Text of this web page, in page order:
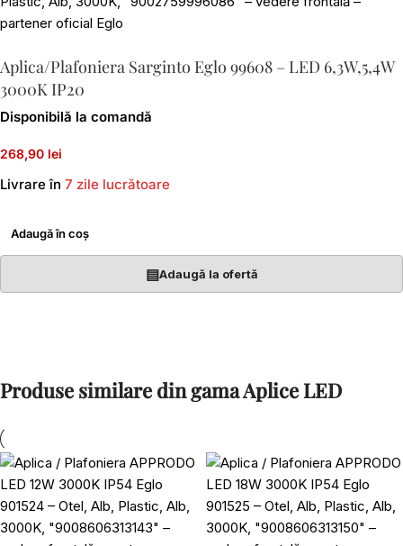
Aplica/Plafoniera Sarginto Eglo 99608 – LED 6,3W,5,4W
3000K IP20
Disponibilă la comandă
268,90 lei
Livrare în 7 zile lucrătoare
Adaugă în coș
▤Adaugă la ofertă
Produse similare din gama Aplice LED